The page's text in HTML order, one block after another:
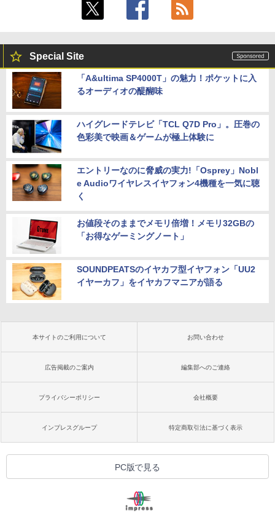
Special Site
「A&ultima SP4000T」の魅力！ポケットに入
るオーディオの醍醐味
ハイグレードテレビ「TCL Q7D Pro」。圧巻の
色彩美で映画＆ゲームが極上体験に
エントリーなのに脅威の実力!「Osprey」Nobl
e Audioワイヤレスイヤフォン4機種を一気に聴
く
お値段そのままでメモリ倍増！メモリ32GBの
「お得なゲーミングノート」
SOUNDPEATSのイヤカフ型イヤフォン「UU2
イヤーカフ」をイヤカフマニアが語る
本サイトのご利用について お問い合わせ
広告掲載のご案内 編集部へのご連絡
プライバシーポリシー 会社概要
インプレスグループ 特定商取引法に基づく表示
PC版で見る